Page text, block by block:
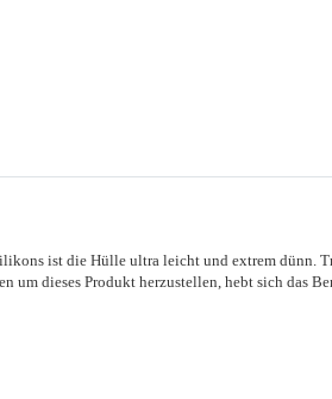
ist die Hülle ultra leicht und extrem dünn.
um dieses Produkt herzustellen, hebt sich das